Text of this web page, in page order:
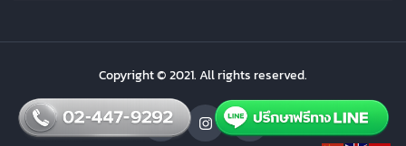
Copyright © 2021. All rights reserved.